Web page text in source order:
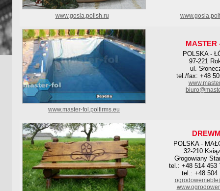
www.gosia.polish.ru
MASTER
POLSKA -
97-221
ul.
tel./fax: +48
www.master-fol.polfirms.eu
POLSKA -
32-210
Głogowiany
tel.: +48 514 453
tel.: +48 504